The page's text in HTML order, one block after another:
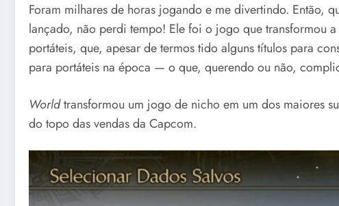
Foram milhares de horas jogando e me divertindo. Então,
lançado, não perdi tempo! Ele foi o jogo que transformou
portáteis, que, apesar de termos tido alguns títulos para
para portáteis na época — o que, querendo ou não,
Worldtransformou um jogo de nicho em um dos maiores
do topo das vendas da Capcom.